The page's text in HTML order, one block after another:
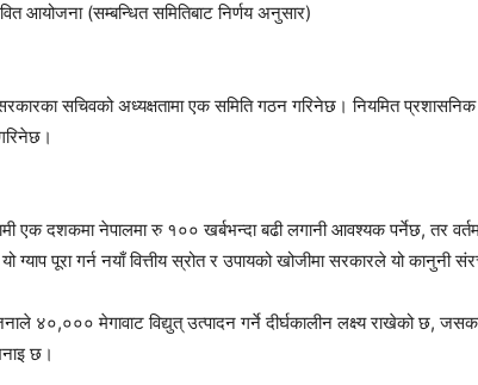
आयोजना (सम्बन्धित समितिबाट निर्णय अनुसार)
सचिवको अध्यक्षतामा एक समिति गठन गरिनेछ। नियमित प्रशासनिक
एक दशकमा नेपालमा रु १०० खर्बभन्दा बढी लगानी आवश्यक पर्नेछ, तर
ग्याप पूरा गर्न नयाँ वित्तीय स्रोत र उपायको खोजीमा सरकारले यो कानुनी
४०,००० मेगावाट विद्युत् उत्पादन गर्ने दीर्घकालीन लक्ष्य राखेको छ, जसका
छ।